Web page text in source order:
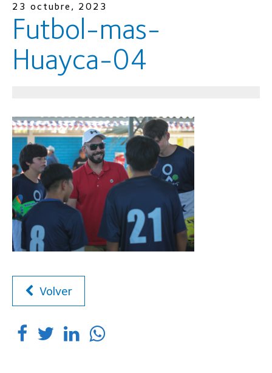
23 octubre, 2023
Futbol-mas-
Huayca-04
Volver